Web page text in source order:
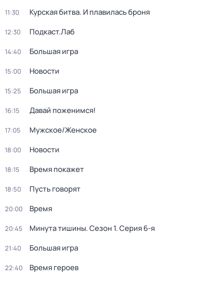
11:30 Курская битва. И плавилась броня
12:30 Подкаст.Лаб
14:40 Большая игра
15:00 Новости
15:25 Большая игра
16:15 Давай поженимся!
17:05 Мужское/Женское
18:00 Новости
18:15 Время покажет
18:50 Пусть говорят
20:00 Время
20:45 Минута тишины. Сезон 1. Серия 6-я
21:40 Большая игра
22:40 Время героев